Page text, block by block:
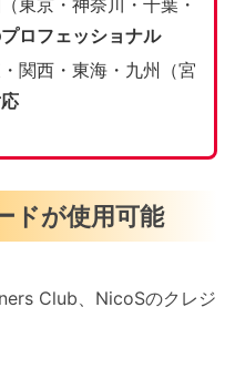
東京・神奈川・千葉・
ロフェッショナル
・関西・東海・九州（宮
ドが使用可能
Club、NicoSのクレジ